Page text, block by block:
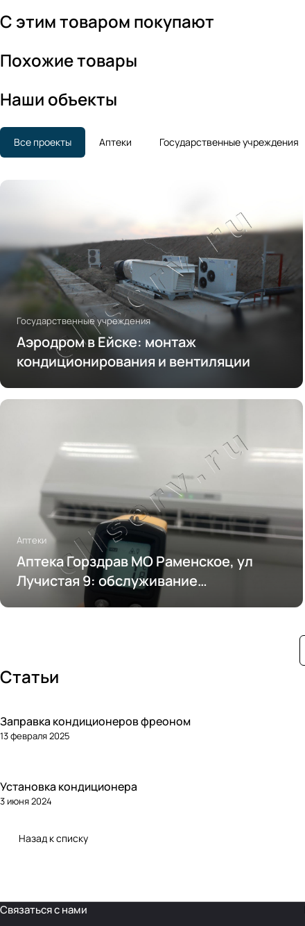
С этим товаром покупают
Похожие товары
Наши объекты
Все проекты Аптеки Государственные учреждения
Государственные учреждения
Аэродром в Ейске: монтаж
кондиционирования и вентиляции
Аптеки
Аптека Горздрав МО Раменское, ул
Лучистая 9: обслуживание
кондиционирования
Статьи
Заправка кондиционеров фреоном
13 февраля 2025
Установка кондиционера
3 июня 2024
Назад к списку
Связаться с нами